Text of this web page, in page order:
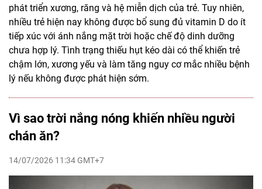
phát triển xương, răng và hệ miễn dịch của trẻ. Tuy nhiên,
nhiều trẻ hiện nay không được bổ sung đủ vitamin D do ít
tiếp xúc với ánh nắng mặt trời hoặc chế độ dinh dưỡng
chưa hợp lý. Tình trạng thiếu hụt kéo dài có thể khiến trẻ
chậm lớn, xương yếu và làm tăng nguy cơ mắc nhiều bệnh
lý nếu không được phát hiện sớm.
Vì sao trời nắng nóng khiến nhiều người
chán ăn?
14/07/2026 11:34 GMT+7